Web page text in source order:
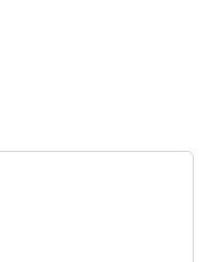
PRIUS
DAMRAK